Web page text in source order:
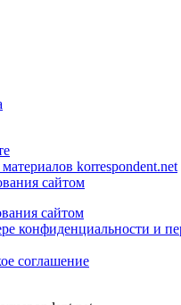
korrespondent.net
сайтом
сайтом
конфиденциальности и
соглашение